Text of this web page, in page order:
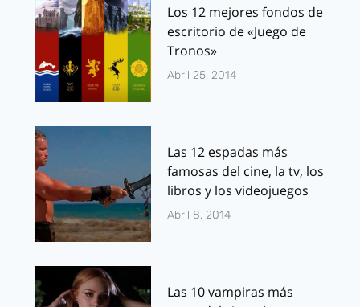
Los 12 mejores fondos de
escritorio de «Juego de
Tronos»
Abril 25, 2014
Las 12 espadas más
famosas del cine, la tv, los
libros y los videojuegos
Abril 8, 2014
Las 10 vampiras más